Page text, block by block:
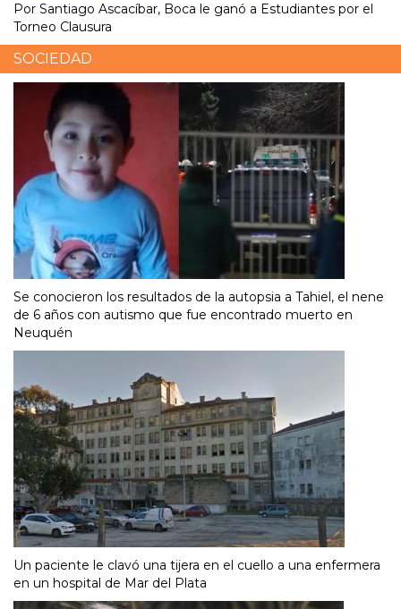
Por Santiago Ascacíbar, Boca le ganó a Estudiantes por el
Torneo Clausura
SOCIEDAD
Se conocieron los resultados de la autopsia a Tahiel, el nene
de 6 años con autismo que fue encontrado muerto en
Neuquén
Un paciente le clavó una tijera en el cuello a una enfermera
en un hospital de Mar del Plata